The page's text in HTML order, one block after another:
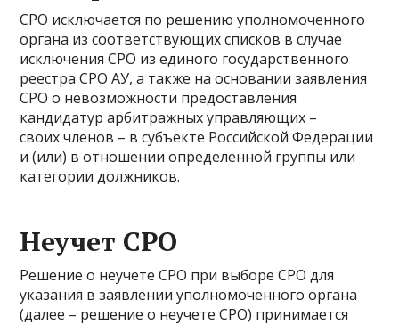
СРО исключается по решению уполномоченного
органа из соответствующих списков в случае
исключения СРО из единого государственного
реестра СРО АУ, а также на основании заявления
СРО о невозможности предоставления
кандидатур арбитражных управляющих –
своих членов – в субъекте Российской Федерации
и (или) в отношении определенной группы или
категории должников.
Неучет СРО
Решение о неучете СРО при выборе СРО для
указания в заявлении уполномоченного органа
(далее – решение о неучете СРО) принимается